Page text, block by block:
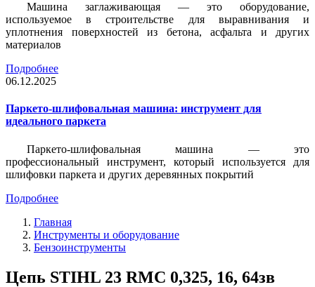
Машина заглаживающая — это оборудование,
используемое в строительстве для выравнивания и
уплотнения поверхностей из бетона, асфальта и других
материалов
Подробнее
06.12.2025
Паркето-шлифовальная машина: инструмент для
идеального паркета
Паркето-шлифовальная машина — это
профессиональный инструмент, который используется для
шлифовки паркета и других деревянных покрытий
Подробнее
Главная
Инструменты и оборудование
Бензоинструменты
Цепь STIHL 23 RMC 0,325, 16, 64зв